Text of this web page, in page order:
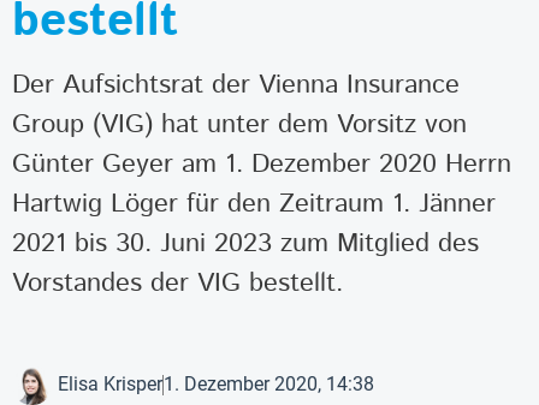
bestellt
Der Aufsichtsrat der Vienna Insurance
Group (VIG) hat unter dem Vorsitz von
Günter Geyer am 1. Dezember 2020 Herrn
Hartwig Löger für den Zeitraum 1. Jänner
2021 bis 30. Juni 2023 zum Mitglied des
Vorstandes der VIG bestellt.
Elisa Krisper1. Dezember 2020, 14:38